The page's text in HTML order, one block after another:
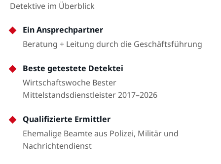
Detektive im Überblick
Ein Ansprechpartner
Beratung + Leitung durch die Geschäftsführung
Beste getestete Detektei
Wirtschaftswoche Bester
Mittelstandsdienstleister 2017–2026
Qualifizierte Ermittler
Ehemalige Beamte aus Polizei, Militär und
Nachrichtendienst